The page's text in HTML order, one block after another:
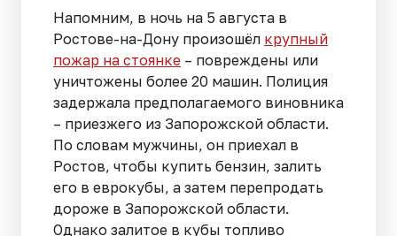
Напомним, в ночь на 5 августа в
Ростове-на-Дону произошёл крупный
пожар на стоянке – повреждены или
уничтожены более 20 машин. Полиция
задержала предполагаемого виновника
– приезжего из Запорожской области.
По словам мужчины, он приехал в
Ростов, чтобы купить бензин, залить
его в еврокубы, а затем перепродать
дороже в Запорожской области.
Однако залитое в кубы топливо